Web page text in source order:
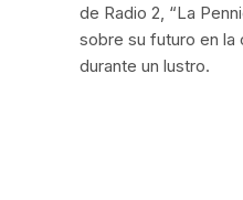
de Radio 2, “La
sobre su futuro en la
durante un lustro.